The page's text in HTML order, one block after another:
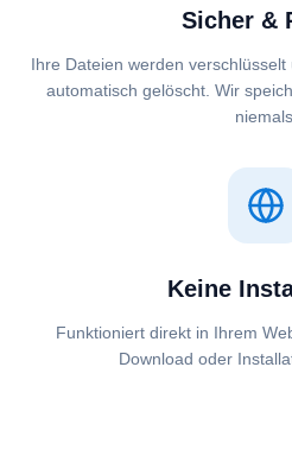
Sicher &
Ihre Dateien werden
automatisch gelöscht. Wir
niemals.
Keine
Funktioniert direkt in Ihrem
Download oder